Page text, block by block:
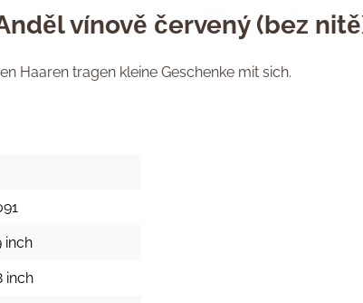
vínově červený (bez
Haaren tragen kleine Geschenke mit sich.
inch
inch